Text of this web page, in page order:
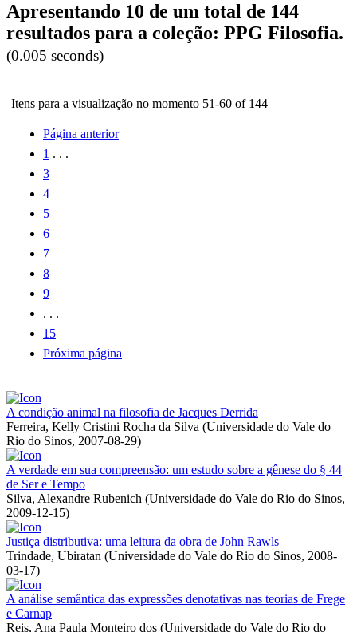
Apresentando 10 de um total de 144
resultados para a coleção: PPG Filosofia.
(0.005 seconds)
Itens para a visualização no momento 51-60 of 144
Página anterior
1 . . .
3
4
5
6
7
8
9
. . .
15
Próxima página
A condição animal na filosofia de Jacques Derrida
Ferreira, Kelly Cristini Rocha da Silva (Universidade do Vale do
Rio do Sinos, 2007-08-29)
A verdade em sua compreensão: um estudo sobre a gênese do § 44
de Ser e Tempo
Silva, Alexandre Rubenich (Universidade do Vale do Rio do Sinos,
2009-12-15)
Justiça distributiva: uma leitura da obra de John Rawls
Trindade, Ubiratan (Universidade do Vale do Rio do Sinos, 2008-
03-17)
A análise semântica das expressões denotativas nas teorias de Frege
e Carnap
Reis, Ana Paula Monteiro dos (Universidade do Vale do Rio do